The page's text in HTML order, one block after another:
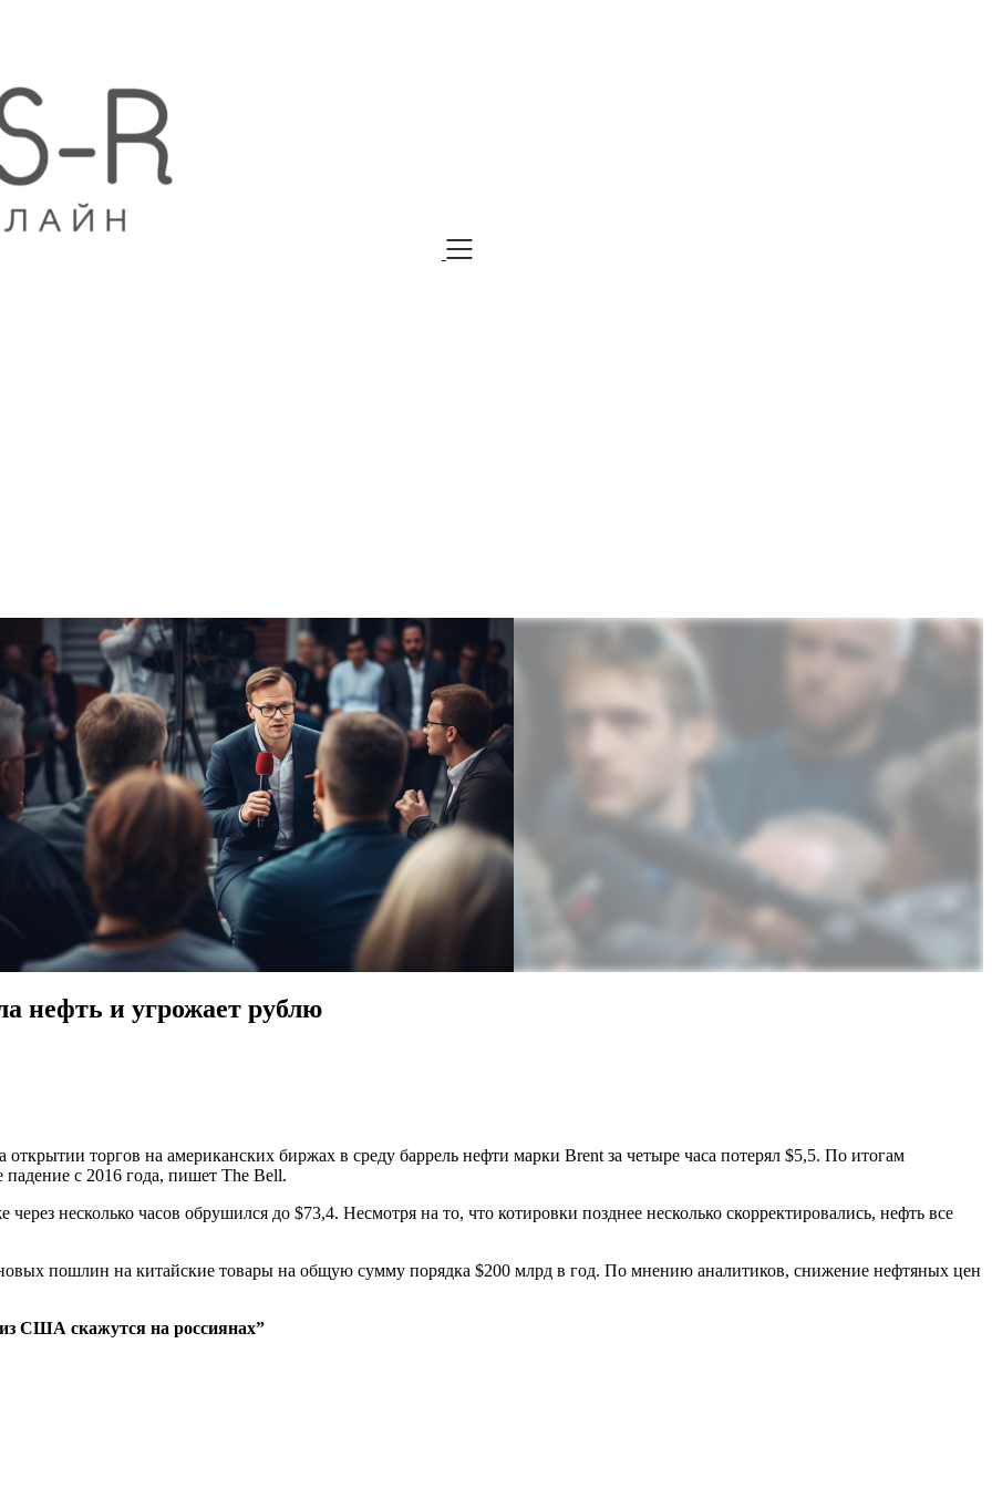
нефть и угрожает рублю
торгов на американских биржах в среду баррель нефти марки Brent за четыре часа потерял $5,5. По итогам
падение с 2016 года, пишет The Bell.
несколько часов обрушился до $73,4. Несмотря на то, что котировки позднее несколько скорректировались, нефть все
пошлин на китайские товары на общую сумму порядка $200 млрд в год. По мнению аналитиков, снижение нефтяных цен
США скажутся на россиянах”